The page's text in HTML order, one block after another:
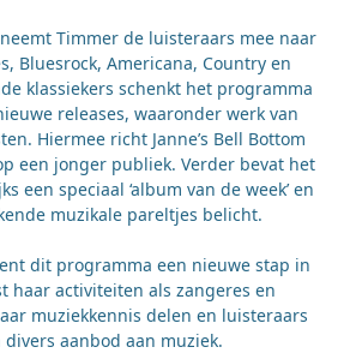
Timmer de luisteraars mee naar
Bluesrock, Americana, Country en
klassiekers schenkt het programma
releases, waaronder werk van
Hiermee richt Janne’s Bell Bottom
een jonger publiek. Verder bevat het
een speciaal ‘album van de week’ en
muzikale pareltjes belicht.
dit programma een nieuwe stap in
haar activiteiten als zangeres en
muziekkennis delen en luisteraars
aanbod aan muziek.